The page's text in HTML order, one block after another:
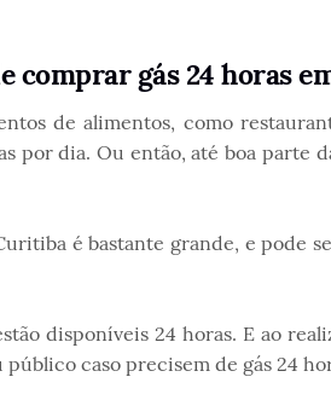
comprar gás 24 horas
de alimentos, como
por dia. Ou então, até boa parte
é bastante grande, e pode
disponíveis 24 horas. E ao
caso precisem de gás 24